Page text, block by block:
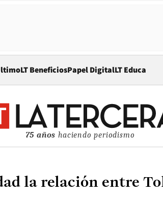
LT BeneficiosPapel DigitalOpens in new
LT Educa
75 años haciendo periodismo
la relación entre